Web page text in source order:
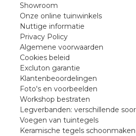
Showroom
Onze online tuinwinkels
Nuttige informatie
Privacy Policy
Algemene voorwaarden
Cookies beleid
Excluton garantie
Klantenbeoordelingen
Foto's en voorbeelden
Workshop bestraten
Legverbanden: verschillende
Voegen van tuintegels
Keramische tegels schoonmaken